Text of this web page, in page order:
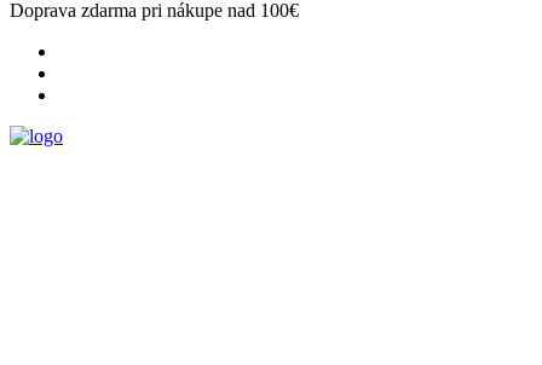
Doprava zdarma pri nákupe nad 100€